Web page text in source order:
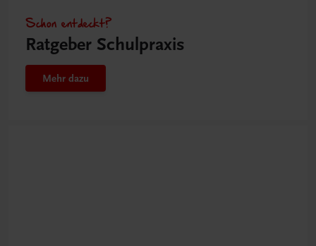
Schon entdeckt?
Ratgeber Schulpraxis
Mehr dazu